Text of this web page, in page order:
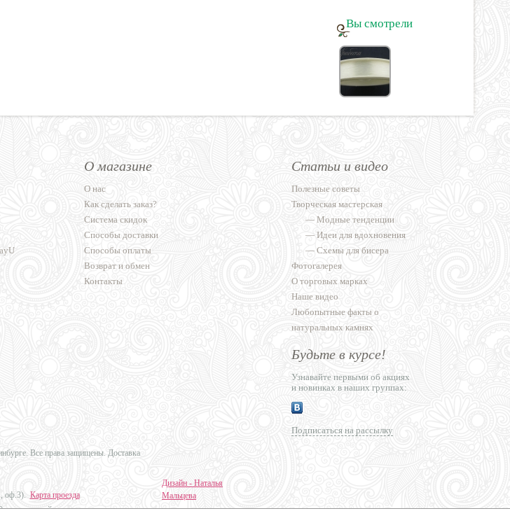
Вы смотрели
О магазине
О нас
Как сделать заказ?
Система скидок
Способы доставки
Способы оплаты
Возврат и обмен
Контакты
Статьи и видео
Полезные советы
Творческая мастерская
—Модные тенденции
—Идеи для вдохновения
—Схемы для бисера
Фотогалерея
О торговых марках
Наше видео
Любопытные факты о
натуральных камнях
Будьте в курсе!
Узнавайте первыми об акциях
и новинках в наших группах:
Подписаться на рассылку
Все права защищены. Доставка
оф.3). Карта проезда
Дизайн - Наталья
Мальцева